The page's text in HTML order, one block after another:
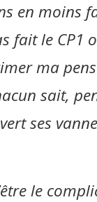
en moins
fait le CP1
ma
sait,
ses
le